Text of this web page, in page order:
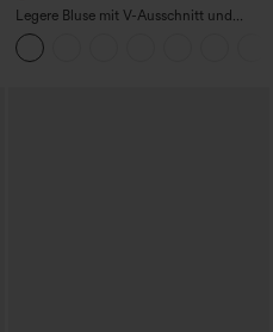
Legere Bluse mit V-Ausschnitt und
kurzen Puffärmeln